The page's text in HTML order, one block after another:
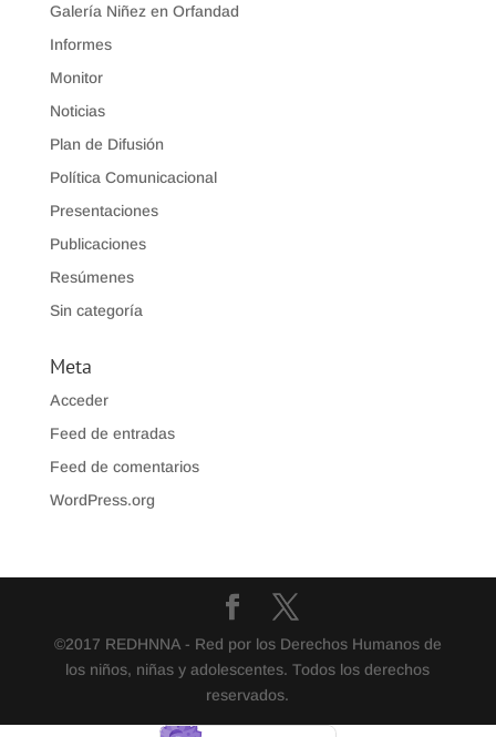
Galería Niñez en Orfandad
Informes
Monitor
Noticias
Plan de Difusión
Política Comunicacional
Presentaciones
Publicaciones
Resúmenes
Sin categoría
Meta
Acceder
Feed de entradas
Feed de comentarios
WordPress.org
©2017 REDHNNA - Red por los Derechos Humanos de
los niños, niñas y adolescentes. Todos los derechos
reservados.